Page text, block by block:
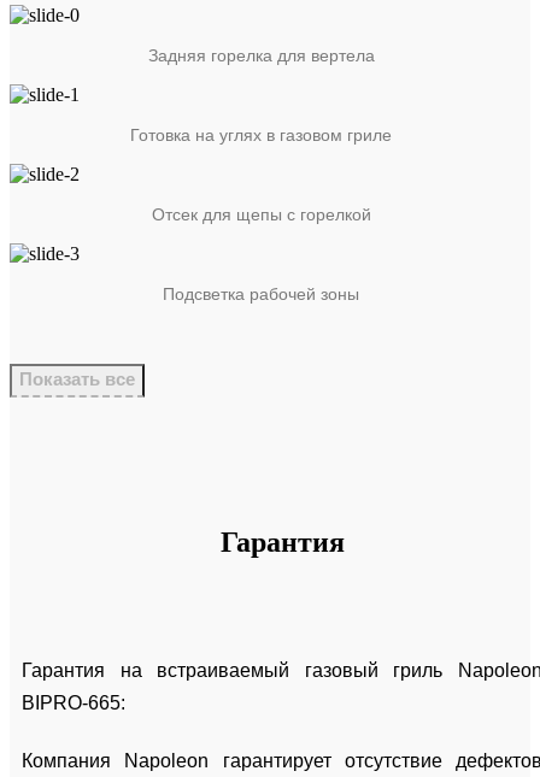
Задняя горелка для вертела
Готовка на углях в газовом гриле
Отсек для щепы с горелкой
Подсветка рабочей зоны
Показать все
Гарантия
Гарантия на встраиваемый газовый гриль
BIPRO-665:
Компания Napoleon гарантирует отсутствие